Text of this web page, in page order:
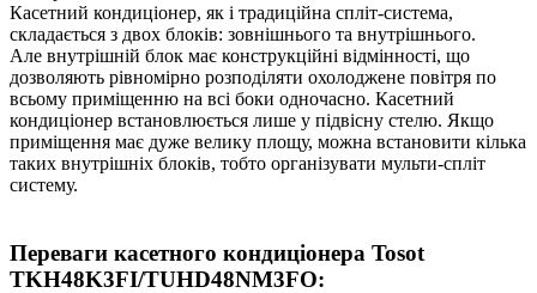
Касетний кондиціонер, як і традиційна спліт-система,
складається з двох блоків: зовнішнього та внутрішнього.
Але внутрішній блок має конструкційні відмінності, що
дозволяють рівномірно розподіляти охолоджене повітря по
всьому приміщенню на всі боки одночасно. Касетний
кондиціонер встановлюється лише у підвісну стелю. Якщо
приміщення має дуже велику площу, можна встановити кілька
таких внутрішніх блоків, тобто організувати мульти-спліт
систему.
Переваги касетного кондиціонера Tosot
TKH48K3FI/TUHD48NM3FO: